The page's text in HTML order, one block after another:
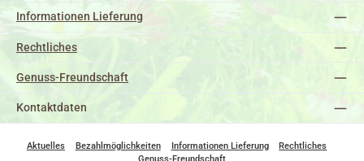
Informationen Lieferung
Rechtliches
Genuss-Freundschaft
Kontaktdaten
Aktuelles Bezahlmöglichkeiten Informationen Lieferung
Rechtliches